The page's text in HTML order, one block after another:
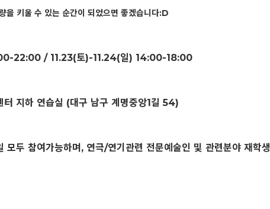
을 키울 수 있는 순간이 되었으면 좋겠습니다:D
22:00 / 11.23(토)-11.24(일) 14:00-18:00
터 지하 연습실 (대구 남구 계명중앙1길 54)
모두 참여가능하며, 연극/연기관련 전문예술인 및 관련분야 재학생